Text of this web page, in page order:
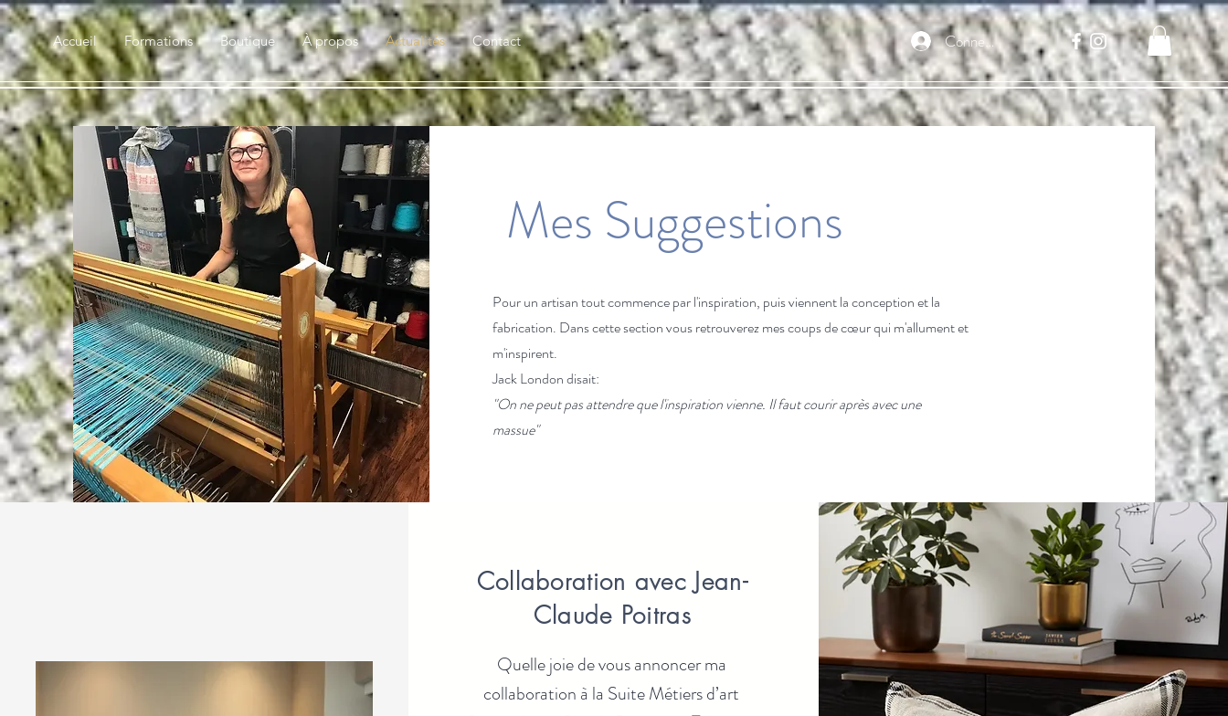
Accueil Formations Boutique À propos Actualités Contact Connexion
Mes Suggestions
Pour un artisan tout commence par l'inspiration, puis viennent la conception et la
fabrication. Dans cette section vous retrouverez mes coups de cœur qui m'allument et
m'inspirent.
Jack London disait:
"On ne peut pas attendre que l'inspiration vienne. Il faut courir après avec une
massue"
Collaboration avec Jean-
Claude Poitras
Quelle joie de vous annoncer ma
collaboration à la Suite Métiers d’art